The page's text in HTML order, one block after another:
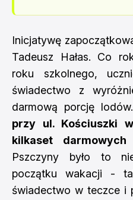
Inicjatywę
Tadeusz Hałas. Co
roku szkolnego,
świadectwo z
darmową porcję lodów.
przy ul. Kościuszki
kilkaset darmowych
Pszczyny było to
początku wakacji -
świadectwo w teczce i